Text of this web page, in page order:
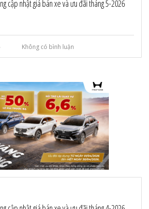
cập nhật giá bán xe và ưu đãi tháng 5-2026
Không có bình luận